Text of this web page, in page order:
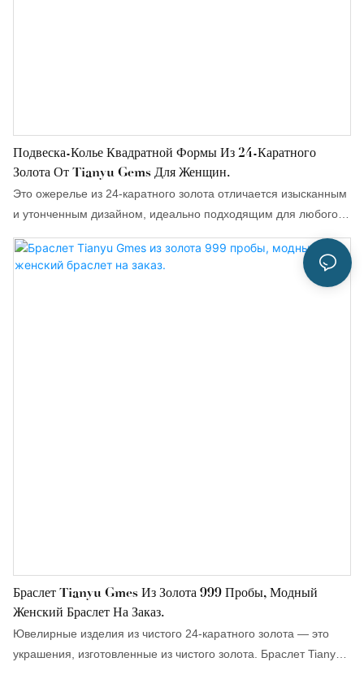
Подвеска-Колье Квадратной Формы Из 24-Каратного
Золота От Tianyu Gems Для Женщин.
Это ожерелье из 24-каратного золота отличается изысканным
и утонченным дизайном, идеально подходящим для любого
Браслет Tianyu Gmes Из Золота 999 Пробы, Модный
Женский Браслет На Заказ.
Ювелирные изделия из чистого 24-каратного золота — это
украшения, изготовленные из чистого золота. Браслет Tianyu